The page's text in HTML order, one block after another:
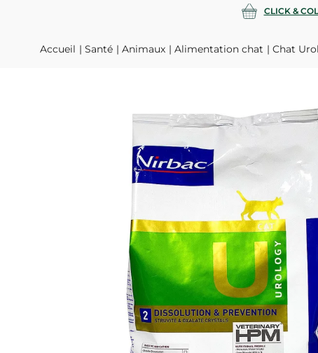
CLICK &
Accueil Santé Animaux Alimentation chat Chat